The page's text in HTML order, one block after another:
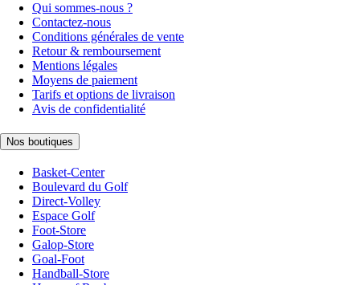
Qui sommes-nous ?
Contactez-nous
Conditions générales de vente
Retour & remboursement
Mentions légales
Moyens de paiement
Tarifs et options de livraison
Avis de confidentialité
Nos boutiques
Basket-Center
Boulevard du Golf
Direct-Volley
Espace Golf
Foot-Store
Galop-Store
Goal-Foot
Handball-Store